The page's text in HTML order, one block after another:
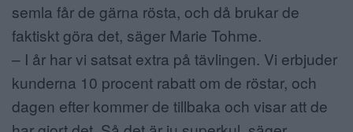
semla får de gärna rösta, och då brukar de
faktiskt göra det, säger Marie Tohme.
– I år har vi satsat extra på tävlingen. Vi erbjuder
kunderna 10 procent rabatt om de röstar, och
dagen efter kommer de tillbaka och visar att de